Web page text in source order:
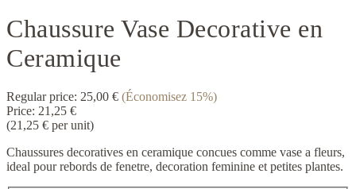
Chaussure Vase Decorative en
Ceramique
Regular price: 25,00 € (Économisez 15%)
Price: 21,25 €
(21,25 € per unit)
Chaussures decoratives en ceramique concues comme vase a fleurs,
ideal pour rebords de fenetre, decoration feminine et petites plantes.